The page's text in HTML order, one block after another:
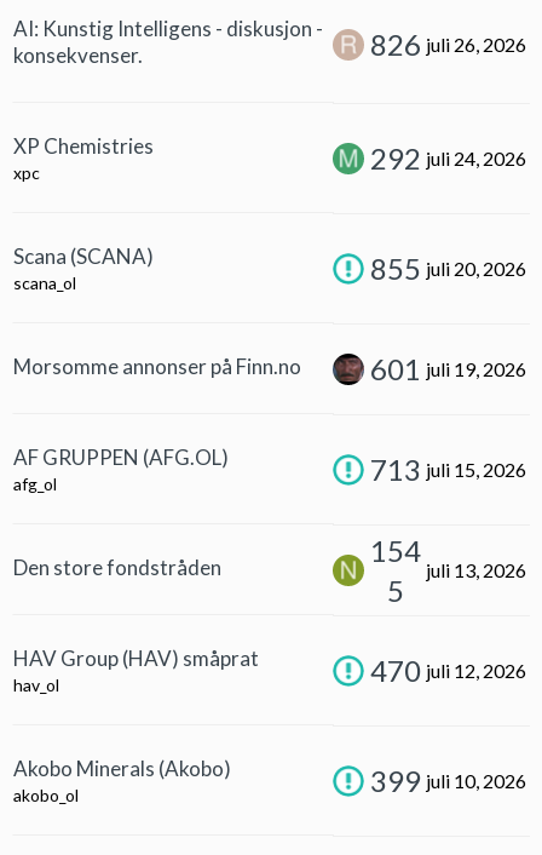
AI: Kunstig Intelligens - diskusjon -
konsekvenser.
826 juli 26, 2026
XP Chemistries
xpc 292 juli 24, 2026
Scana (SCANA)
scana_ol 855 juli 20, 2026
Morsomme annonser på Finn.no 601 juli 19, 2026
AF GRUPPEN (AFG.OL)
afg_ol 713 juli 15, 2026
Den store fondstråden
154
5
juli 13, 2026
HAV Group (HAV) småprat
hav_ol 470 juli 12, 2026
Akobo Minerals (Akobo)
akobo_ol 399 juli 10, 2026